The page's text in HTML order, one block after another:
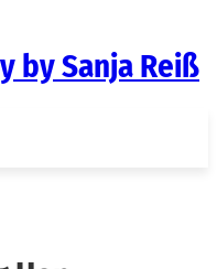
by Sanja Reiß